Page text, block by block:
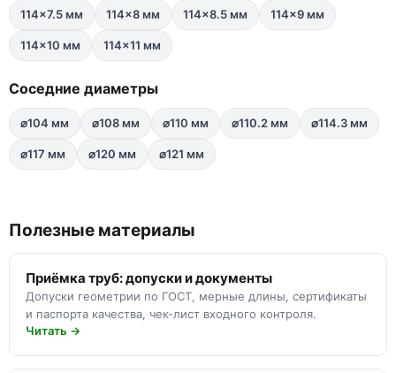
114×7.5 мм 114×8 мм 114×8.5 мм 114×9 мм
114×10 мм 114×11 мм
Соседние диаметры
⌀104 мм ⌀108 мм ⌀110 мм ⌀110.2 мм ⌀114.3 мм
⌀117 мм ⌀120 мм ⌀121 мм
Полезные материалы
Приёмка труб: допуски и документы
Допуски геометрии по ГОСТ, мерные длины, сертификаты
и паспорта качества, чек-лист входного контроля.
Читать →